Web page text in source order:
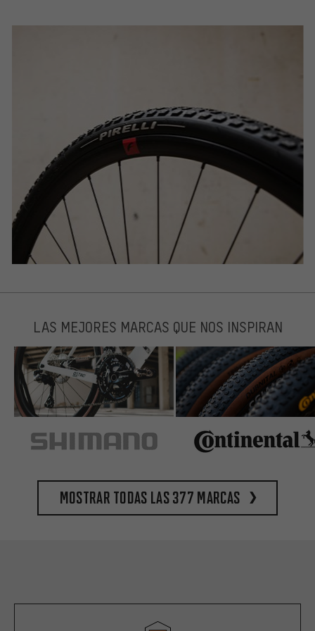
LAS MEJORES MARCAS QUE NOS INSPIRAN
Mostrar todas las 377 marcas